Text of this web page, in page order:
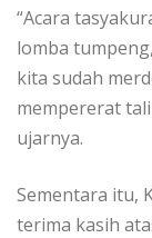
“Acara
lomba
kita sudah
mempererat
ujarnya.
Sementara itu,
terima kasih